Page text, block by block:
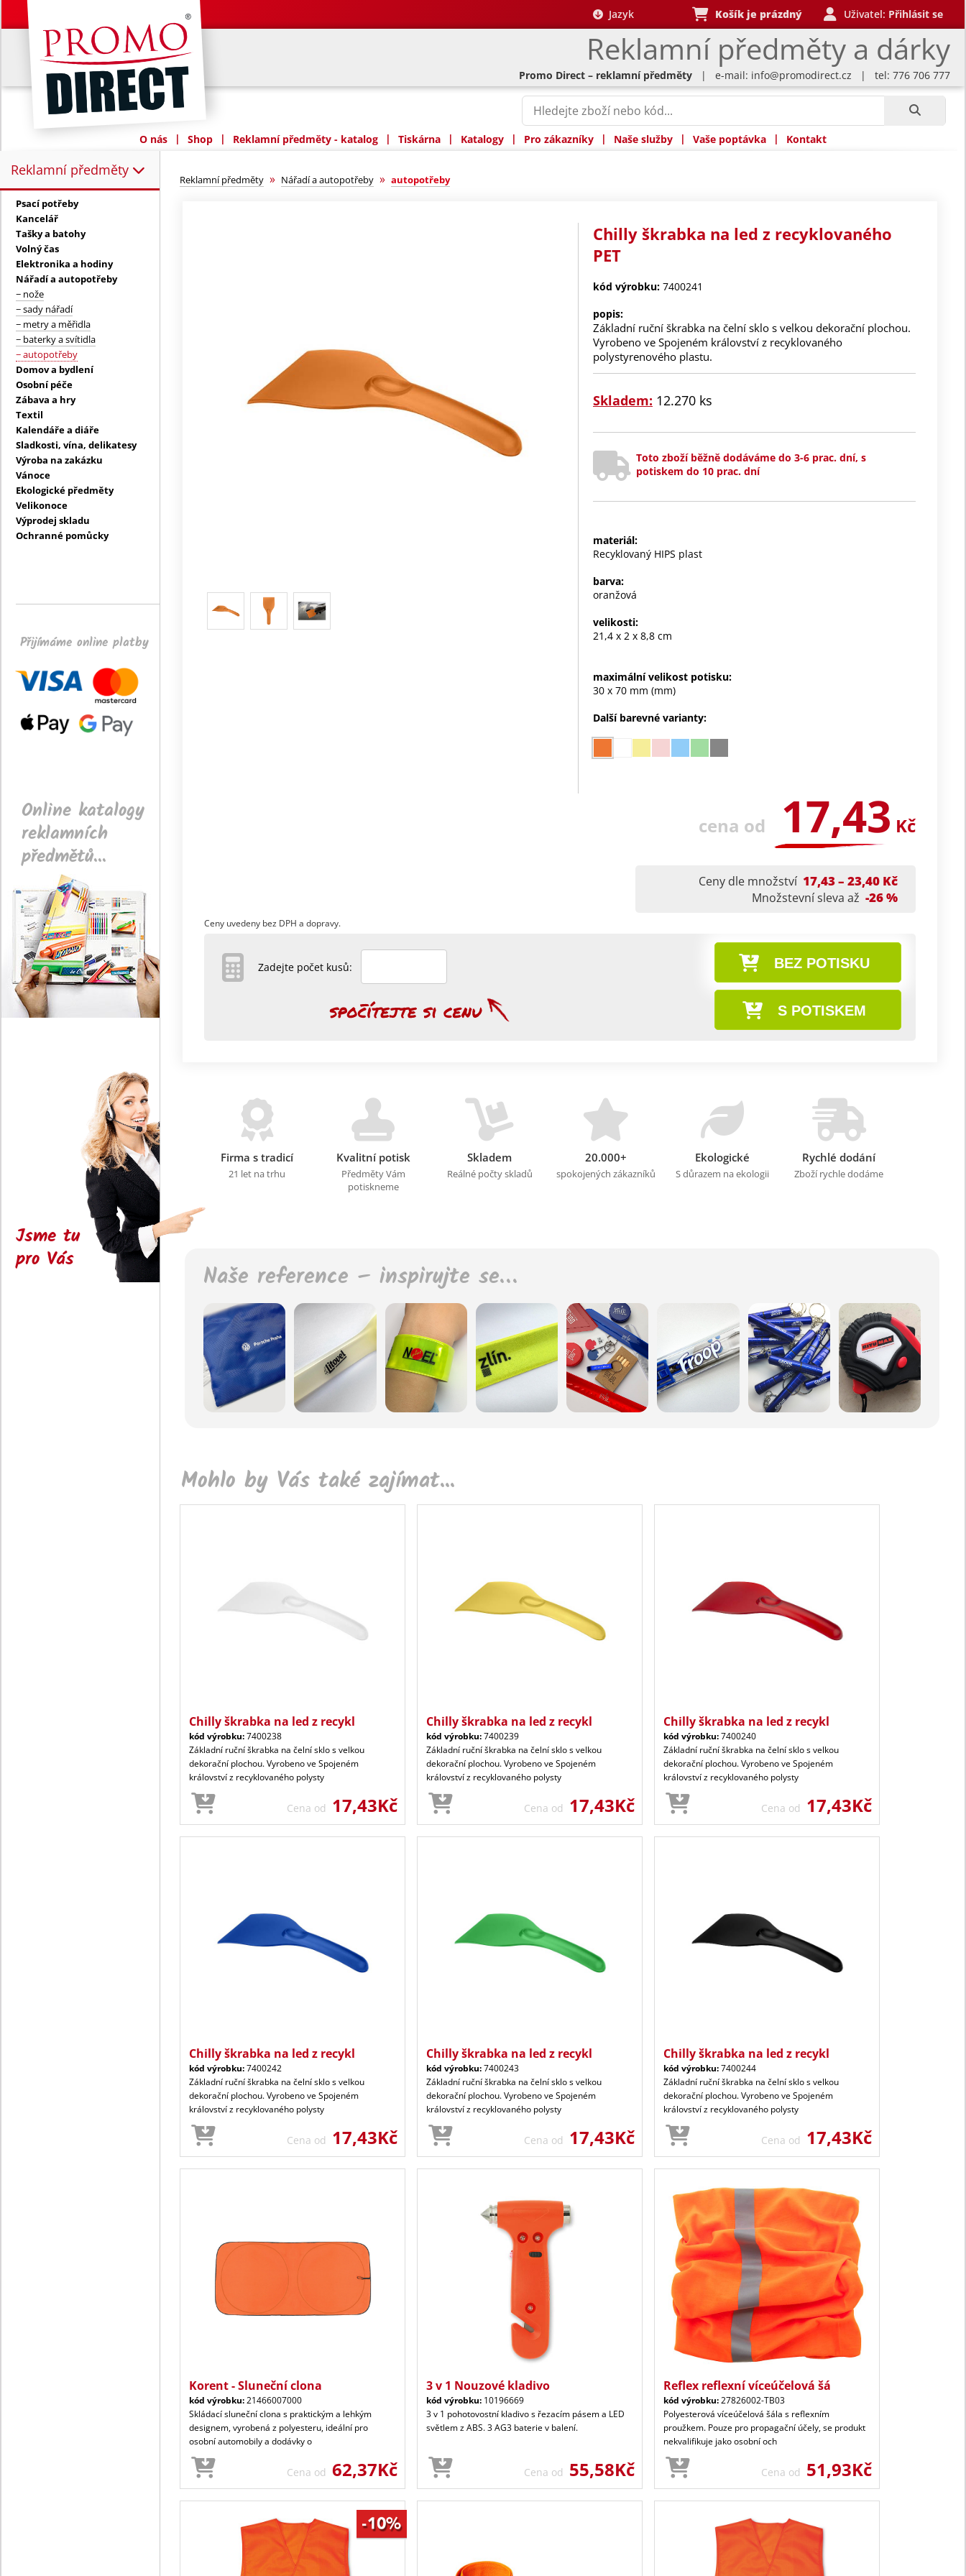
Reklamní předměty a dárky
Jazyk Košík je prázdný Uživatel: Přihlásit se
Promo Direct – reklamní předměty | e-mail: info@promodirect.cz | tel: 776 706 777
O nás | Shop | Reklamní předměty - katalog | Tiskárna | Katalogy | Pro zákazníky | Naše služby | Vaše poptávka | Kontakt
Reklamní předměty
Reklamní předměty:
Psací potřeby
Kancelář
Tašky a batohy
Volný čas
Elektronika a hodiny
Nářadí a autopotřeby
− nože
− sady nářadí
− metry a měřidla
− baterky a svítidla
− autopotřeby
Domov a bydlení
Osobní péče
Zábava a hry
Textil
Kalendáře a diáře
Sladkosti, vína, delikatesy
Výroba na zakázku
Vánoce
Ekologické předměty
Velikonoce
Výprodej skladu
Ochranné pomůcky
Přijímáme online platby
Online katalogy
reklamních
předmětů...
Jsme tu
pro Vás
Reklamní předměty » Nářadí a autopotřeby » autopotřeby
Chilly škrabka na led z recyklovaného
PET
kód výrobku: 7400241
popis:
Základní ruční škrabka na čelní sklo s velkou dekorační plochou.
Vyrobeno ve Spojeném království z recyklovaného
polystyrenového plastu.
Skladem: 12.270 ks
Toto zboží běžně dodáváme do 3-6 prac. dní, s
potiskem do 10 prac. dní
materiál:
Recyklovaný HIPS plast
barva:
oranžová
velikosti:
21,4 x 2 x 8,8 cm
maximální velikost potisku:
30 x 70 mm (mm)
Další barevné varianty:
cena od 17,43 Kč
Ceny dle množství 17,43 – 23,40 Kč
Množstevní sleva až -26 %
Ceny uvedeny bez DPH a dopravy.
BEZ POTISKU
S POTISKEM
Zadejte počet kusů:
Firma s tradicí
21 let na trhu
Kvalitní potisk
Předměty Vám
potiskneme
Skladem
Reálné počty skladů
20.000+
spokojených zákazníků
Ekologické
S důrazem na ekologii
Rychlé dodání
Zboží rychle dodáme
Naše reference – inspirujte se…
Mohlo by Vás také zajímat...
Chilly škrabka na led z recykl
kód výrobku:7400238
Základní ruční škrabka na čelní sklo s velkou
dekorační plochou. Vyrobeno ve Spojeném
království z recyklovaného polysty
Cena od 17,43Kč
Chilly škrabka na led z recykl
kód výrobku:7400239
Základní ruční škrabka na čelní sklo s velkou
dekorační plochou. Vyrobeno ve Spojeném
království z recyklovaného polysty
Cena od 17,43Kč
Chilly škrabka na led z recykl
kód výrobku:7400240
Základní ruční škrabka na čelní sklo s velkou
dekorační plochou. Vyrobeno ve Spojeném
království z recyklovaného polysty
Cena od 17,43Kč
Chilly škrabka na led z recykl
kód výrobku:7400242
Základní ruční škrabka na čelní sklo s velkou
dekorační plochou. Vyrobeno ve Spojeném
království z recyklovaného polysty
Cena od 17,43Kč
Chilly škrabka na led z recykl
kód výrobku:7400243
Základní ruční škrabka na čelní sklo s velkou
dekorační plochou. Vyrobeno ve Spojeném
království z recyklovaného polysty
Cena od 17,43Kč
Chilly škrabka na led z recykl
kód výrobku:7400244
Základní ruční škrabka na čelní sklo s velkou
dekorační plochou. Vyrobeno ve Spojeném
království z recyklovaného polysty
Cena od 17,43Kč
Korent - Sluneční clona
kód výrobku:21466007000
Skládací sluneční clona s praktickým a lehkým
designem, vyrobená z polyesteru, ideální pro
osobní automobily a dodávky o
Cena od 62,37Kč
3 v 1 Nouzové kladivo
kód výrobku: 10196669
3 v 1 pohotovostní kladivo s řezacím pásem a LED
světlem z ABS. 3 AG3 baterie v balení.
Cena od 55,58Kč
Reflex reflexní víceúčelová šá
kód výrobku:27826002-TB03
Polyesterová víceúčelová šála s reflexním
proužkem. Pouze pro propagační účely, se produkt
nekvalifikuje jako osobní och
Cena od 51,93Kč